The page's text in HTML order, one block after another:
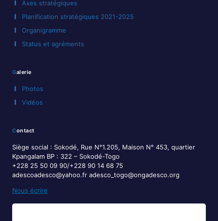
Axes stratégiques
Planification stratégiques 2021-2025
Organigramme
Status et agréments
Galerie
Photos
Vidéos
Contact
Siège social : Sokodé, Rue N°1.205, Maison N° 453, quartier
Kpangalam BP : 322 – Sokodé-Togo
+228 25 50 09 90/+228 90 14 68 75
adescoadesco@yahoo.fr adesco_togo@ongadesco.org
Nous écrire